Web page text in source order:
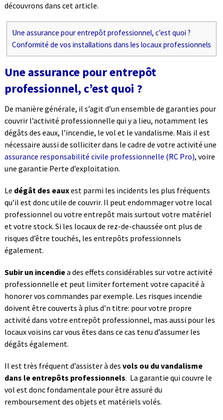
découvrons dans cet article.
Une assurance pour entrepôt professionnel, c’est quoi ?
Conformité de vos installations dans les locaux professionnels
Une assurance pour entrepôt
professionnel, c’est quoi ?
De manière générale, il s’agit d’un ensemble de garanties pour
couvrir l’activité professionnelle qui y a lieu, notamment les
dégâts des eaux, l’incendie, le vol et le vandalisme. Mais il est
nécessaire aussi de solliciter dans le cadre de votre activité une
assurance responsabilité civile professionnelle (RC Pro), voire
une garantie Perte d’exploitation.
Le dégât des eauxest parmi les incidents les plus fréquents
qu’il est donc utile de couvrir. Il peut endommager votre local
professionnel ou votre entrepôt mais surtout votre matériel
et votre stock. Si les locaux de rez-de-chaussée ont plus de
risques d’être touchés, les entrepôts professionnels
également.
Subir un incendiea des effets considérables sur votre activité
professionnelle et peut limiter fortement votre capacité à
honorer vos commandes par exemple. Les risques incendie
doivent être couverts à plus d’n titre: pour votre propre
activité dans votre entrepôt professionnel, mas aussi pour les
locaux voisins car vous êtes dans ce cas tenu d’assumer les
dégâts également.
Il est très fréquent d’assister à des vols ou du vandalisme
dans le entrepôts professionnels. La garantie qui couvre le
vol est donc fondamentale pour être assuré du
remboursement des objets et matériels volés.